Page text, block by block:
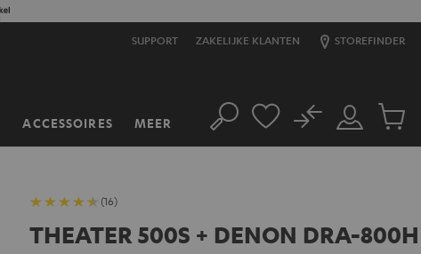
SUPPORT ZAKELIJKE KLANTEN STOREFINDER
ACCESSOIRES MEER Zoeken
Mijn
account
No
(16)
THEATER 500S + DENON DRA-800H